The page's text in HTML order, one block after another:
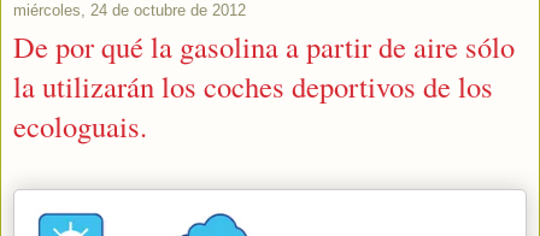
miércoles, 24 de octubre de 2012
De por qué la gasolina a partir de aire sólo
la utilizarán los coches deportivos de los
ecologuais.